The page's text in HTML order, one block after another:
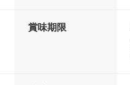
賞味期限